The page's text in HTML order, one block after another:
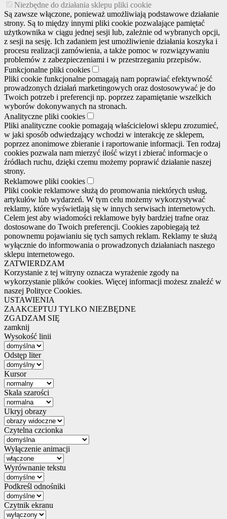
Niezbędne do działania sklepu pliki cookie
Są zawsze włączone, ponieważ umożliwiają podstawowe działanie
strony. Są to między innymi pliki cookie pozwalające pamiętać
użytkownika w ciągu jednej sesji lub, zależnie od wybranych opcji,
z sesji na sesję. Ich zadaniem jest umożliwienie działania koszyka i
procesu realizacji zamówienia, a także pomoc w rozwiązywaniu
problemów z zabezpieczeniami i w przestrzeganiu przepisów.
Funkcjonalne pliki cookies
Pliki cookie funkcjonalne pomagają nam poprawiać efektywność
prowadzonych działań marketingowych oraz dostosowywać je do
Twoich potrzeb i preferencji np. poprzez zapamiętanie wszelkich
wyborów dokonywanych na stronach.
Analityczne pliki cookies
Pliki analityczne cookie pomagają właścicielowi sklepu zrozumieć,
w jaki sposób odwiedzający wchodzi w interakcję ze sklepem,
poprzez anonimowe zbieranie i raportowanie informacji. Ten rodzaj
cookies pozwala nam mierzyć ilość wizyt i zbierać informacje o
źródłach ruchu, dzięki czemu możemy poprawić działanie naszej
strony.
Reklamowe pliki cookies
Pliki cookie reklamowe służą do promowania niektórych usług,
artykułów lub wydarzeń. W tym celu możemy wykorzystywać
reklamy, które wyświetlają się w innych serwisach internetowych.
Celem jest aby wiadomości reklamowe były bardziej trafne oraz
dostosowane do Twoich preferencji. Cookies zapobiegają też
ponownemu pojawianiu się tych samych reklam. Reklamy te służą
wyłącznie do informowania o prowadzonych działaniach naszego
sklepu internetowego.
ZATWIERDZAM
Korzystanie z tej witryny oznacza wyrażenie zgody na
wykorzystanie plików cookies. Więcej informacji możesz znaleźć w
naszej Polityce Cookies.
USTAWIENIA
ZAAKCEPTUJ TYLKO NIEZBĘDNE
ZGADZAM SIĘ
zamknij
Wysokość linii
Odstęp liter
Kursor
Skala szarości
Ukryj obrazy
Czytelna czcionka
Wyłączenie animacji
Wyrównanie tekstu
Podkreśl odnośniki
Czytnik ekranu